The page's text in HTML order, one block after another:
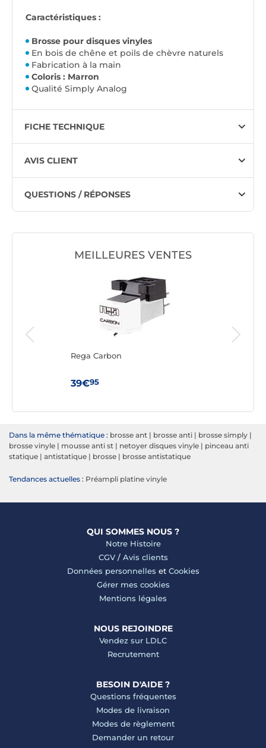
Caractéristiques :
Brosse pour disques vinyles
En bois de chêne et poils de chèvre naturels
Fabrication à la main
Coloris : Marron
Qualité Simply Analog
FICHE TECHNIQUE
AVIS CLIENT
QUESTIONS / RÉPONSES
MEILLEURES VENTES
Rega Carbon
39€95
Dans la même thématique : brosse ant | brosse anti | brosse simply |
brosse vinyle | mousse anti st | netoyer disques vinyle | pinceau anti
statique | antistatique | brosse | brosse antistatique
Tendances actuelles : Préampli platine vinyle
QUI SOMMES NOUS ?
Notre Histoire
CGV/ Avis clients
Données personnelles et Cookies
Gérer mes cookies
Mentions légales
NOUS REJOINDRE
Vendez sur LDLC
Recrutement
BESOIN D'AIDE ?
Questions fréquentes
Modes de livraison
Modes de règlement
Demander un retour